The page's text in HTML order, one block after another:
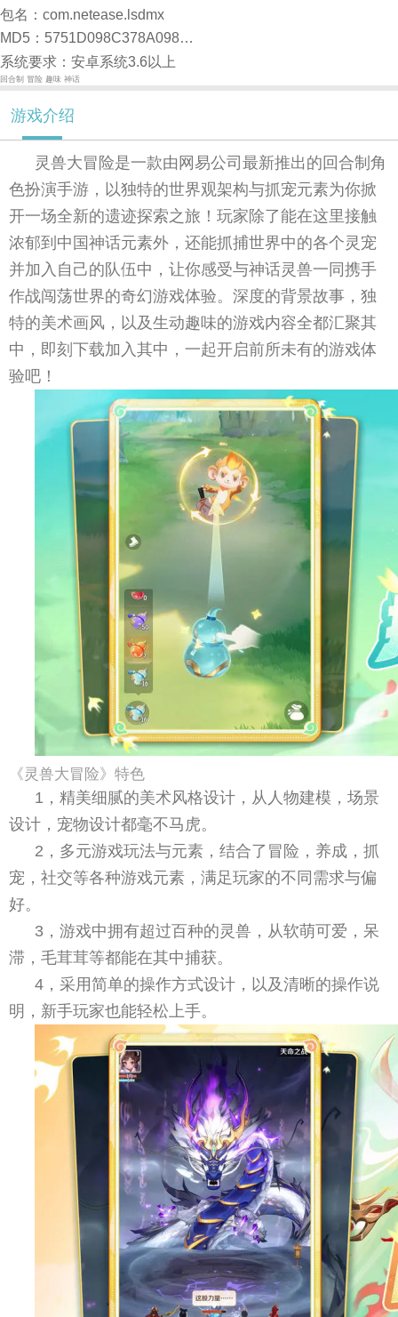
包名：com.netease.lsdmx
MD5：5751D098C378A098DA8366C2BC8F9B7E
系统要求：安卓系统3.6以上
回合制 冒险 趣味 神话
游戏介绍
灵兽大冒险是一款由网易公司最新推出的回合制角
色扮演手游，以独特的世界观架构与抓宠元素为你掀
开一场全新的遗迹探索之旅！玩家除了能在这里接触
浓郁到中国神话元素外，还能抓捕世界中的各个灵宠
并加入自己的队伍中，让你感受与神话灵兽一同携手
作战闯荡世界的奇幻游戏体验。深度的背景故事，独
特的美术画风，以及生动趣味的游戏内容全都汇聚其
中，即刻下载加入其中，一起开启前所未有的游戏体
验吧！
《灵兽大冒险》特色
1，精美细腻的美术风格设计，从人物建模，场景
设计，宠物设计都毫不马虎。
2，多元游戏玩法与元素，结合了冒险，养成，抓
宠，社交等各种游戏元素，满足玩家的不同需求与偏
好。
3，游戏中拥有超过百种的灵兽，从软萌可爱，呆
滞，毛茸茸等都能在其中捕获。
4，采用简单的操作方式设计，以及清晰的操作说
明，新手玩家也能轻松上手。